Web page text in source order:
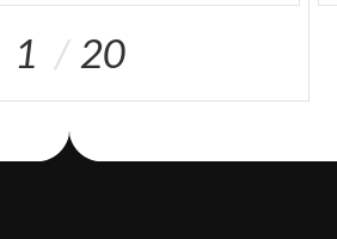
1 20